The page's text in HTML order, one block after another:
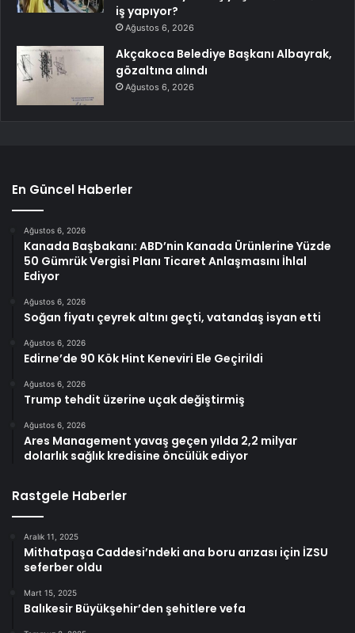
iş yapıyor?
Ağustos 6, 2026
Akçakoca Belediye Başkanı Albayrak,
gözaltına alındı
Ağustos 6, 2026
En Güncel Haberler
Ağustos 6, 2026
Kanada Başbakanı: ABD’nin Kanada Ürünlerine Yüzde
50 Gümrük Vergisi Planı Ticaret Anlaşmasını İhlal
Ediyor
Ağustos 6, 2026
Soğan fiyatı çeyrek altını geçti, vatandaş isyan etti
Ağustos 6, 2026
Edirne’de 90 Kök Hint Keneviri Ele Geçirildi
Ağustos 6, 2026
Trump tehdit üzerine uçak değiştirmiş
Ağustos 6, 2026
Ares Management yavaş geçen yılda 2,2 milyar
dolarlık sağlık kredisine öncülük ediyor
Rastgele Haberler
Aralık 11, 2025
Mithatpaşa Caddesi’ndeki ana boru arızası için İZSU
seferber oldu
Mart 15, 2025
Balıkesir Büyükşehir’den şehitlere vefa